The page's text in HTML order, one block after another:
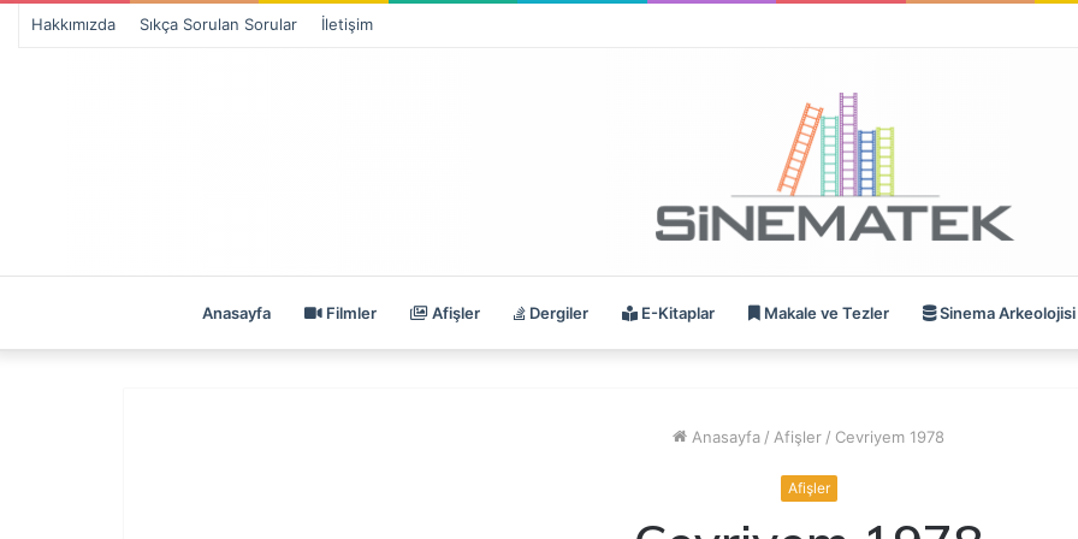
Hakkımızda Sıkça Sorulan Sorular İletişim
Anasayfa Filmler Afişler Dergiler E-Kitaplar Makale ve Tezler Sinema Arkeolojisi
Anasayfa / Afişler / Cevriyem 1978
Afişler